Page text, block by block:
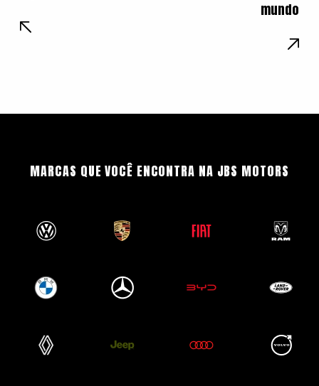
mundo
MARCAS QUE VOCÊ ENCONTRA NA JBS MOTORS